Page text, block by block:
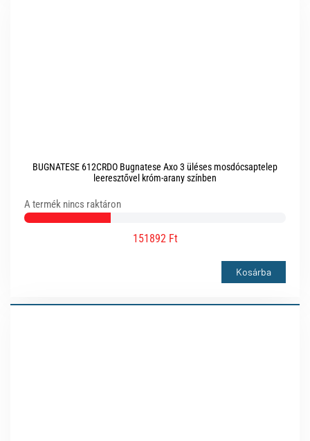
BUGNATESE 612CRDO Bugnatese Axo 3 üléses mosdócsaptelep
leeresztővel króm-arany színben
A termék nincs raktáron
151892 Ft
Kosárba